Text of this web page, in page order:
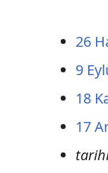
26
9
18
17